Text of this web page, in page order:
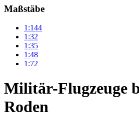
Maßstäbe
1:144
1:32
1:35
1:48
1:72
Militär-Flugzeuge
Roden